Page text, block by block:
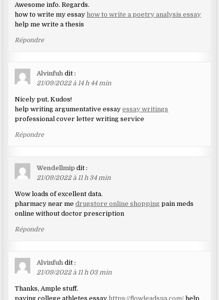
Awesome info. Regards.
how to write my essay how to write a poetry analysis essay
help me write a thesis
Répondre
Alvinfuh dit :
21/09/2022 à 14 h 44 min
Nicely put, Kudos!
help writing argumentative essayessay writings
professional cover letter writing service
Répondre
Wendellmip dit :
21/09/2022 à 11 h 34 min
Wow loads of excellent data.
pharmacy near medrugstore online shopping pain meds
online without doctor prescription
Répondre
Alvinfuh dit :
21/09/2022 à 11 h 03 min
Thanks, Ample stuff.
paying college athletes essayhttps://flowleadsua.com/ help